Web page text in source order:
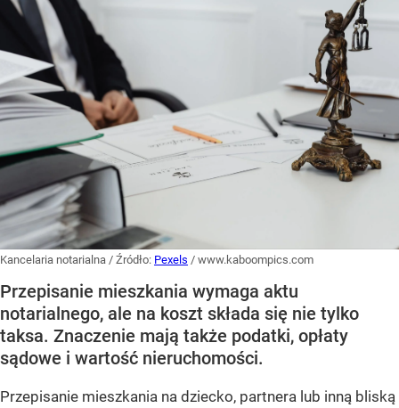
Kancelaria notarialna / Źródło: Pexels / www.kaboompics.com
Przepisanie mieszkania wymaga aktu
notarialnego, ale na koszt składa się nie tylko
taksa. Znaczenie mają także podatki, opłaty
sądowe i wartość nieruchomości.
Przepisanie mieszkania na dziecko, partnera lub inną bliską